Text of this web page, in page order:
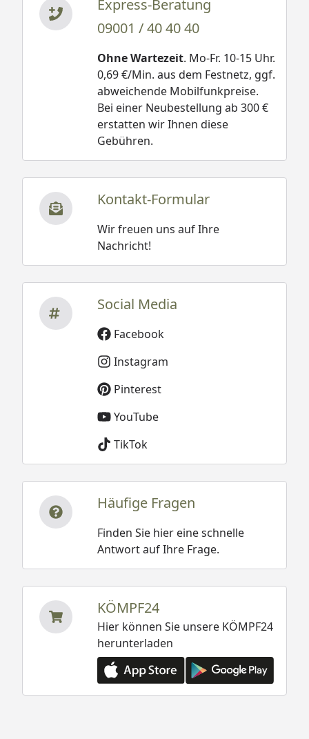
Express-Beratung
09001 / 40 40 40
Ohne Wartezeit. Mo-Fr. 10-15 Uhr.
0,69 €/Min. aus dem Festnetz, ggf.
abweichende Mobilfunkpreise.
Bei einer Neubestellung ab 300 €
erstatten wir Ihnen diese
Gebühren.
Kontakt-Formular
Wir freuen uns auf Ihre
Nachricht!
Social Media
Facebook
Instagram
Pinterest
YouTube
TikTok
Häufige Fragen
Finden Sie hier eine schnelle
Antwort auf Ihre Frage.
KÖMPF24
Hier können Sie unsere KÖMPF24
herunterladen